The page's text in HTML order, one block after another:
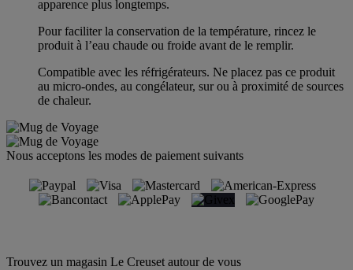
apparence plus longtemps.
Pour faciliter la conservation de la température, rincez le
produit à l’eau chaude ou froide avant de le remplir.
Compatible avec les réfrigérateurs. Ne placez pas ce produit
au micro-ondes, au congélateur, sur ou à proximité de sources
de chaleur.
Nous acceptons les modes de paiement suivants
Trouvez un magasin Le Creuset autour de vous